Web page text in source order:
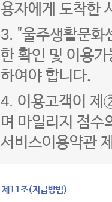
용자에게 도착한
3. "울주생활문화
한 확인 및 이용
하여야 합니다.
4. 이용고객이 제
며 마일리지 점수
서비스이용약관
제11조(지급방법)